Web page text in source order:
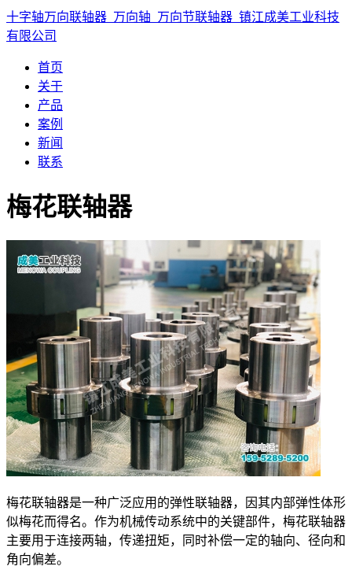
十字轴万向联轴器_万向轴_万向节联轴器_镇江成美工业科技
有限公司
首页
关于
产品
案例
新闻
联系
梅花联轴器
梅花联轴器是一种广泛应用的弹性联轴器，因其内部弹性体形
似梅花而得名。作为机械传动系统中的关键部件，梅花联轴器
主要用于连接两轴，传递扭矩，同时补偿一定的轴向、径向和
角向偏差。